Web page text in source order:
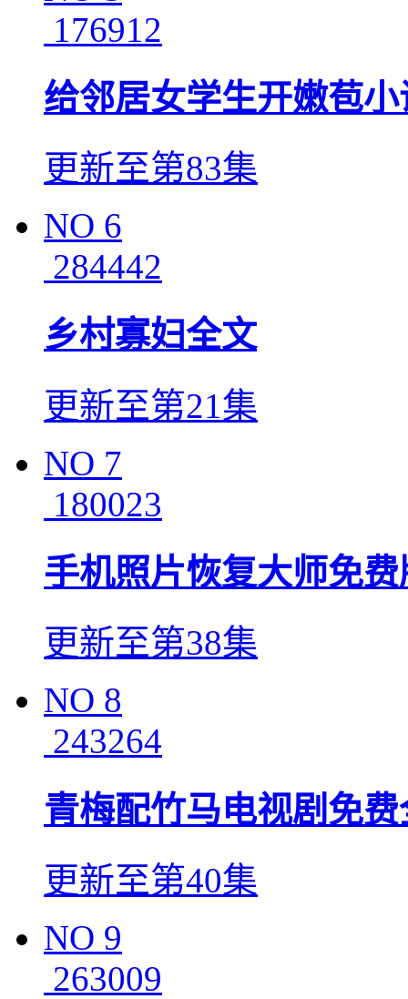
176912
给邻居女学生开嫩苞小
更新至第83集
NO 6
284442
乡村寡妇全文
更新至第21集
NO 7
180023
手机照片恢复大师免费
更新至第38集
NO 8
243264
青梅配竹马电视剧免费
更新至第40集
NO 9
263009